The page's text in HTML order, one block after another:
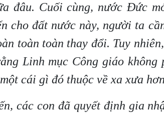
đâu. Cuối cùng, nước Đức
cho đất nước này, người ta
toàn toàn thay đổi. Tuy
Linh mục Công giáo
cái gì đó thuộc về xa xưa
các con đã quyết định gia